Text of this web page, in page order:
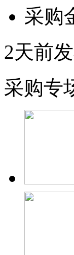
采购
2天前
采购专